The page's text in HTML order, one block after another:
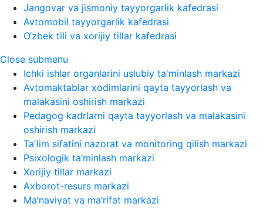
Jangovar va jismoniy tayyorgarlik kafedrasi
Avtomobil tayyorgarlik kafedrasi
O‘zbek tili va xorijiy tillar kafedrasi
Close submenu
Ichki ishlar organlarini uslubiy taʼminlash markazi
Avtomaktablar xodimlarini qayta tayyorlash va
malakasini oshirish markazi
Pedagog kadrlarni qayta tayyorlash va malakasini
oshirish markazi
Taʼlim sifatini nazorat va monitoring qilish markazi
Psixologik ta’minlash markazi
Xorijiy tillar markazi
Axborot-resurs markazi
Ma’naviyat va ma’rifat markazi